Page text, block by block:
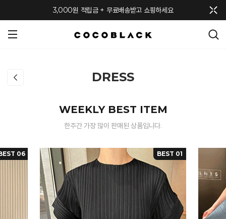
3,000원 적립금 + 무료배송받고 쇼핑하세요
DRESS
WEEKLY BEST ITEM
한주간 가장 많이 판매된 상품입니다.
06 BEST 01